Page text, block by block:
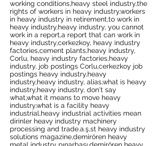
working conditions,heavy steel industry,the
rights of workers in heavy industry,workers
in heavy industry in retirement,to work in
heavy industry,heavy industry, you cannot
work in a report,a report that can work in
heavy industry,cerkezkoy, heavy industry
factories,cement plants,heavy industry,
Corlu, heavy industry factories,heavy
industry, job postings Corlu,cerkezkoy job
postings heavy industry,heavy
industry,heavy industry, alias,what is heavy
industry,heavy industry, don't say
what,what it means to move heavy
industry,what is a facility heavy
industrial,heavy industrial activities mean
dirinler heavy industry machinery
processing and trade.a.ş,st heavy industry
solutions magazine,demirören heavy